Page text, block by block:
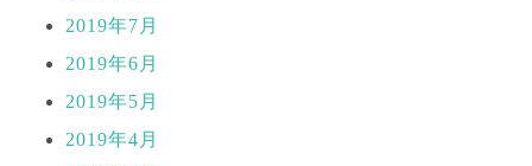
2019年7月
2019年6月
2019年5月
2019年4月